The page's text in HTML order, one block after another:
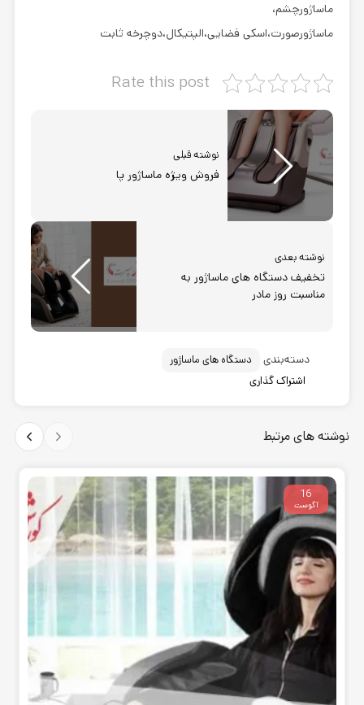
ماساژورچشم،
ماساژورصورت،اسکی فضایی،الپتیکال،دوچرخه ثابت
Rate this post
نوشته قبلی
فروش ویژه ماساژور پا
نوشته بعدی
تخفیف دستگاه های ماساژور به
مناسبت روز مادر
دسته‌بندی
دستگاه های ماساژور
اشتراک گذاری
نوشته های مرتبط
16
آگوست